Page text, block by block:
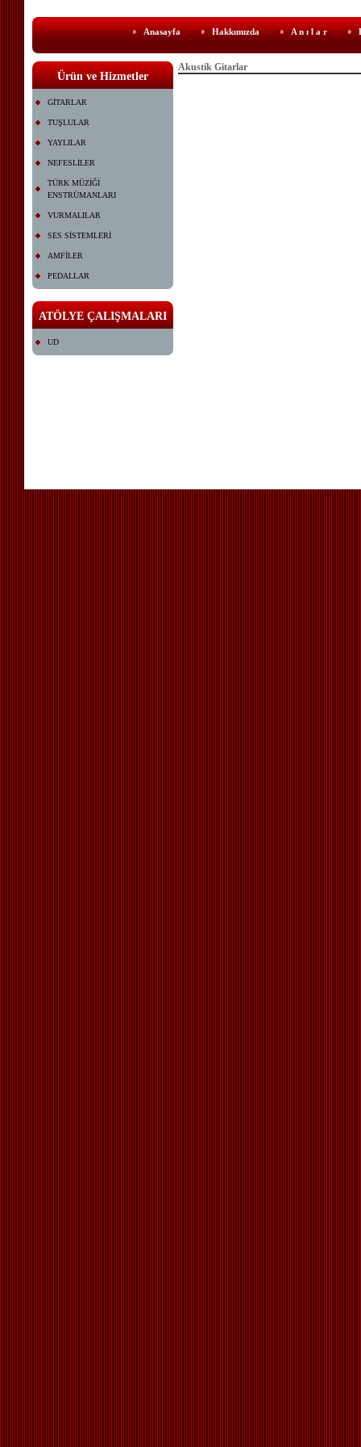
Anasayfa Hakkımızda A n ı l a r
Ürün ve Hizmetler
GİTARLAR
TUŞLULAR
YAYLILAR
NEFESLİLER
TÜRK MÜZİĞİ
ENSTRÜMANLARI
VURMALILAR
SES SİSTEMLERİ
AMFİLER
PEDALLAR
ATÖLYE ÇALIŞMALARI
UD
Akustik Gitarlar